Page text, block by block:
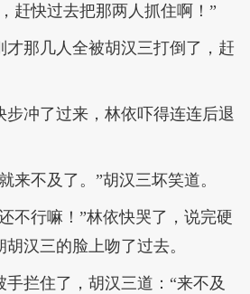
赶快过去把那两人抓住啊！”
才那几人全被胡汉三打倒了，赶
步冲了过来，林依吓得连连后退
来不及了。”胡汉三坏笑道。
不行嘛！”林依快哭了，说完硬
汉三的脸上吻了过去。
手拦住了，胡汉三道：“来不及